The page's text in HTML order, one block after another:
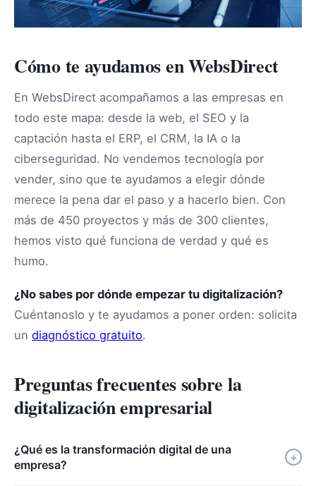
Cómo te ayudamos en WebsDirect
En WebsDirect acompañamos a las empresas en
todo este mapa: desde la web, el SEO y la
captación hasta el ERP, el CRM, la IA o la
ciberseguridad. No vendemos tecnología por
vender, sino que te ayudamos a elegir dónde
merece la pena dar el paso y a hacerlo bien. Con
más de 450 proyectos y más de 300 clientes,
hemos visto qué funciona de verdad y qué es
humo.
¿No sabes por dónde empezar tu digitalización?
Cuéntanoslo y te ayudamos a poner orden: solicita
un diagnóstico gratuito.
Preguntas frecuentes sobre la
digitalización empresarial
¿Qué es la transformación digital de una
empresa?
+